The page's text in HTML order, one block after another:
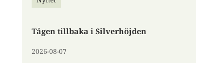
Tågen tillbaka i Silverhöjden
2026-08-07